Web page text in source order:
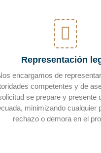
Representación
encargamos de
competentes y de
se prepare y presente
minimizando cualquier
rechazo o demora en el